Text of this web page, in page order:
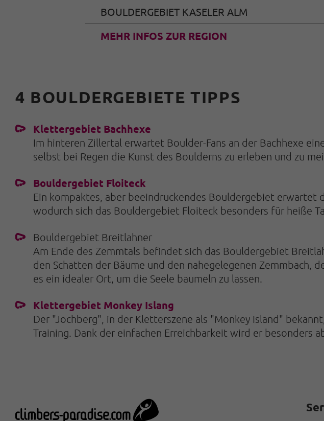
BOULDERGEBIET KASELER ALM
MEHR INFOS ZUR REGION
4 BOULDERGEBIETE TIPPS
Klettergebiet Bachhexe
Im hinteren Zillertal erwartet Boulder-Fans an der Bachhexe
selbst bei Regen die Kunst des Boulderns zu erleben und zu
Bouldergebiet Floiteck
Ein kompaktes, aber beeindruckendes Bouldergebiet erwartet
wodurch sich das Bouldergebiet Floiteck besonders für heiße
Bouldergebiet Breitlahner
Am Ende des Zemmtals befindet sich das Bouldergebiet
den Schatten der Bäume und den nahegelegenen Zemmbach,
es ein idealer Ort, um die Seele baumeln zu lassen.
Klettergebiet Monkey Islang
Der "Jochberg", in der Kletterszene als "Monkey Island"
Training. Dank der einfachen Erreichbarkeit wird er besonders